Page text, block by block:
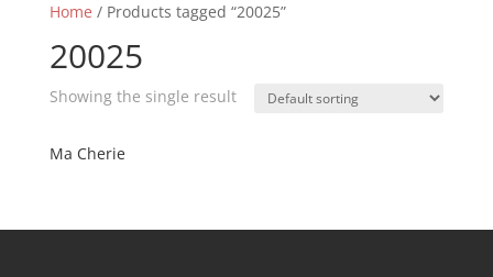
Home / Products tagged “20025”
20025
Showing the single result
Ma Cherie